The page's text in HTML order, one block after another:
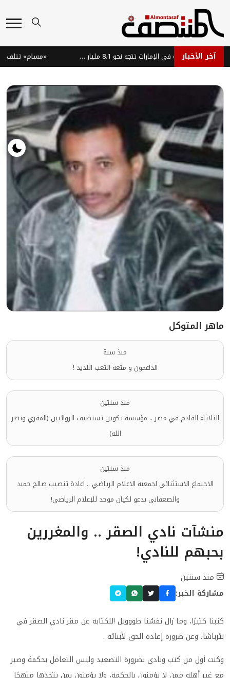
آخر الأخبار سوق السيارات الفاخرة في الإمارات تتجه نحو 8.1 مليار دولار بحلول 2035 «مسام» تتلف 1861 لغماً وذخيرة في ميدي اليمنية
ماهر المتوكل
منذ سنة
الداعمون و متعة التعب اللذيذ !
منذ سنتين
الثلاثاء القادم في مصر .. مؤسسة تكوين تستضيف الروائيين (المقري ونصر
الله)
منذ سنتين
الاجتماع الاستثنائي لجمعية الاعلام الرياضي .. اعادة تنصيب صالح حميد
والصعفاني يدعو لكيان موحد للإعلام الرياضي!
منشآت نادي الصقر .. والمغررين
بحبهم للنادي!
منذ سنتين
مشاركة الخبر:
كتبنا كثيرًا، وما زال نفسُنا طووويل !للكتابة عن مقر نادي الصقر في
بئرباشا، وعن ضرورة إعادة الحق لأبنائه .
وكنت أول من كتب ونادى بضرورة التصعيد وليس التعامل بحكمة وصبر